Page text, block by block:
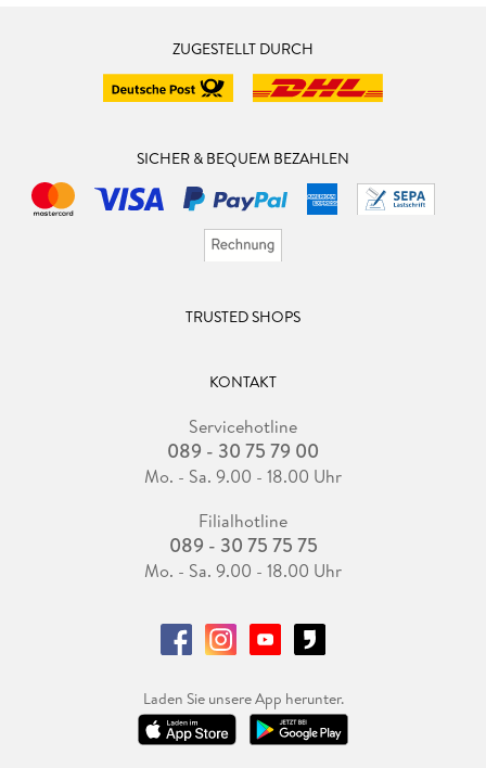
ZUGESTELLT DURCH
SICHER & BEQUEM BEZAHLEN
TRUSTED SHOPS
KONTAKT
Servicehotline
089 - 30 75 79 00
Mo. - Sa. 9.00 - 18.00 Uhr
Filialhotline
089 - 30 75 75 75
Mo. - Sa. 9.00 - 18.00 Uhr
Laden Sie unsere App herunter.